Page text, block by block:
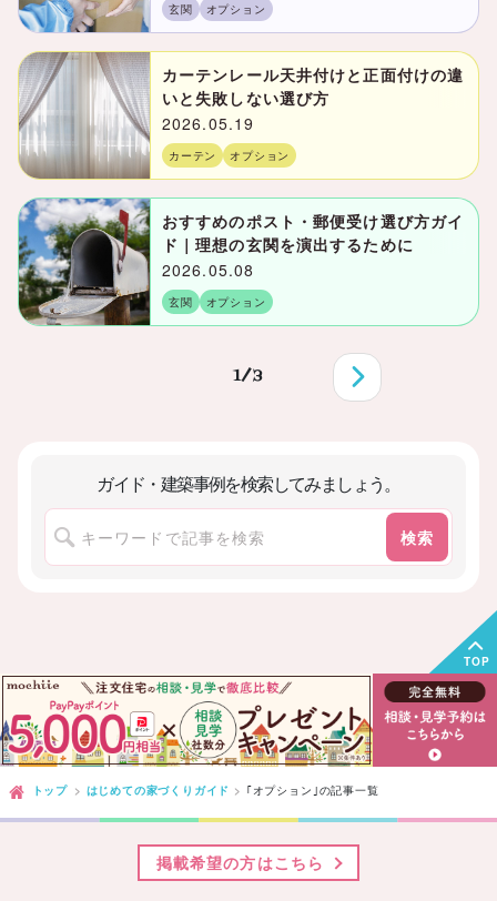
玄関 オプション
カーテンレール天井付けと正面付けの違
いと失敗しない選び方
2026.05.19
カーテン オプション
おすすめのポスト・郵便受け選び方ガイ
ド｜理想の玄関を演出するために
2026.05.08
玄関 オプション
1/3
ガイド・建築事例を検索してみましょう。
検索
TOP
トップ はじめての家づくりガイド ｢オプション｣の記事一覧
掲載希望の方はこちら